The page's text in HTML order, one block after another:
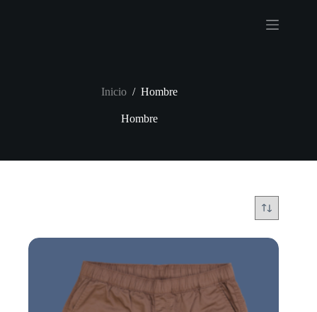
Inicio / Hombre
Hombre